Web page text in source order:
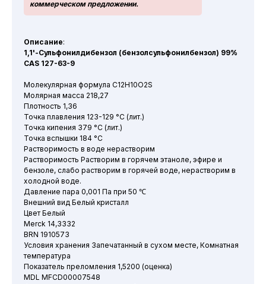
коммерческом предложении.
Описание:
1,1'-Сульфонилдибензол (бензолсульфонилбензол) 99%
CAS 127-63-9
Молекулярная формула C12H10O2S
Молярная масса 218,27
Плотность 1,36
Точка плавления 123-129 °C (лит.)
Точка кипения 379 °C (лит.)
Точка вспышки 184 °C
Растворимость в воде нерастворим
Растворимость Растворим в горячем этаноле, эфире и
бензоле, слабо растворим в горячей воде, нерастворим в
холодной воде.
Давление пара 0,001 Па при 50 ℃
Внешний вид Белый кристалл
Цвет Белый
Merck 14,3332
BRN 1910573
Условия хранения Запечатанный в сухом месте, Комнатная
температура
Показатель преломления 1,5200 (оценка)
MDL MFCD00007548